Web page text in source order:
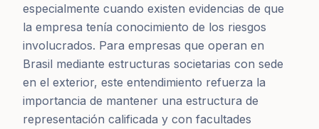
especialmente cuando existen evidencias de que
la empresa tenía conocimiento de los riesgos
involucrados. Para empresas que operan en
Brasil mediante estructuras societarias con sede
en el exterior, este entendimiento refuerza la
importancia de mantener una estructura de
representación calificada y con facultades